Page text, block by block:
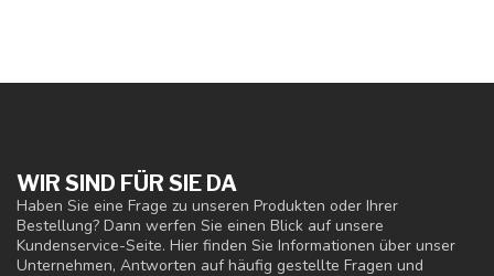
WIR SIND FÜR SIE DA
Haben Sie eine Frage zu unseren Produkten oder Ihrer
Bestellung? Dann werfen Sie einen Blick auf unsere
Kundenservice-Seite. Hier finden Sie Informationen über unser
Unternehmen, Antworten auf häufig gestellte Fragen und